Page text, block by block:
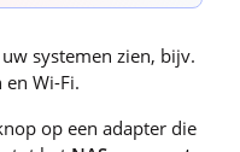
systemen zien, bijv.
en Wi-Fi.
op een adapter die